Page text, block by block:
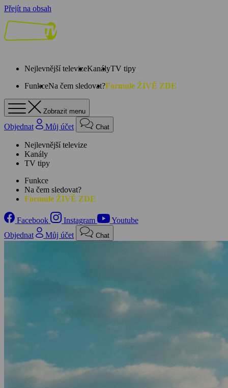
Přejít na obsah
Nejlevnější televizeKanályTV tipy
FunkceNa čem sledovat?Formule ŽIVĚ ZDE
Zobrazit menu
Objednat Můj účet Chat
Nejlevnější televize
Kanály
TV tipy
Funkce
Na čem sledovat?
Formule ŽIVĚ ZDE
Facebook Instagram
Youtube
Objednat
Můj účet Chat